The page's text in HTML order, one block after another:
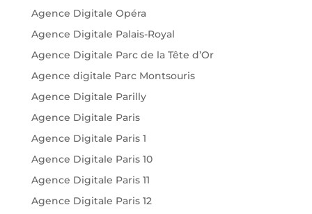
Agence Digitale Opéra
Agence Digitale Palais-Royal
Agence Digitale Parc de la Tête d’Or
Agence digitale Parc Montsouris
Agence Digitale Parilly
Agence Digitale Paris
Agence Digitale Paris 1
Agence Digitale Paris 10
Agence Digitale Paris 11
Agence Digitale Paris 12